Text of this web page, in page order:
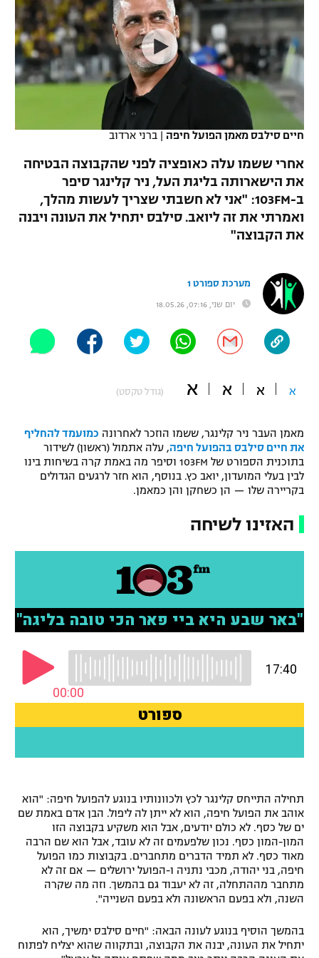
VOD
רץ ברשת
לוח שידורים
ברחבה
"מעל הליגה" – פודקאסט
"מחצית בשכונה" – פודקאסט
משתתפים וזוכים בפרסים
תקנון משתתפים וזוכים בפרסים
תקנון עבור פעילות אלקטרה
תקנון עבור פעילות ספורט 1 – "מרלן"
טניס
גיימינג E-Sports
תנאי שימוש
תקנון פעילות ספורט 1
רשיון להקרנה פומבית לבית עסק
לוח דרושים – ג'ובנט
תגיות
המגזין
נבחרת ישראל
מכבי חיפה
בית"ר ירושלים
מכבי תל אביב
הפועל חיפה
הפועל באר שבע
בני יהודה
ליגה ספרדית
ליגה איטלקית
ליגה צרפתית
ליגה הולנדית
ליגה טורקית
ליגה סינית
ליגה ברזילאית
ליגות נוספות
מכבי תל אביב
הפועל חולון
הפועל ירושלים
יורוליג
יורוקאפ
טניס
כדוריד
כדורעף
ג'ודו
אגרוף
UFC
היאבקות WWE
אופניים
ספורט מוטורי
פוטבול אמריקאי NFL
בייסבול MLB
ספורט אתגרי ואקסטרים
אומנויות לחימה
חיים סילבס מאמן הפועל חיפה | ברני ארדוב
אחרי ששמו עלה כאופציה לפני שהקבוצה הבטיחה
את הישארותה בליגת העל, ניר קלינגר סיפר
ב-103FM: "אני לא חשבתי שצריך לעשות מהלך,
ואמרתי את זה ליואב. סילבס יתחיל את העונה ויבנה
את הקבוצה"
מערכת ספורט 1
יום שני, 07:16, 18.05.26
א א א א (גודל טקסט)
מאמן העבר ניר קלינגר, ששמו הוזכר לאחרונה כמועמד להחליף
את חיים סילבס בהפועל חיפה, עלה אתמול (ראשון) לשידור
בתוכנית הספורט של 103FM וסיפר מה באמת קרה בשיחות בינו
לבין בעלי המועדון, יואב כץ. בנוסף, הוא חזר לרגעים הגדולים
בקריירה שלו — הן כשחקן והן כמאמן.
האזינו לשיחה
תחילה התייחס קלינגר לכץ ולכוונותיו בנוגע להפועל חיפה: "הוא
אוהב את הפועל חיפה, הוא לא ייתן לה ליפול. הבן אדם באמת שם
ים של כסף. לא כולם יודעים, אבל הוא משקיע בקבוצה הזו
המון-המון כסף. נכון שלפעמים זה לא עובד, אבל הוא שם הרבה
מאוד כסף. לא תמיד הדברים מתחברים. בקבוצות כמו הפועל
חיפה, בני יהודה, מכבי נתניה ו-הפועל ירושלים — אם זה לא
מתחבר מההתחלה, זה לא יעבוד גם בהמשך. וזה מה שקרה
השנה, ולא בפעם הראשונה ולא בפעם השנייה".
בהמשך הוסיף בנוגע לעונה הבאה: "חיים סילבס ימשיך, הוא
יתחיל את העונה, יבנה את הקבוצה, ובתקווה שהוא יצליח לפתוח